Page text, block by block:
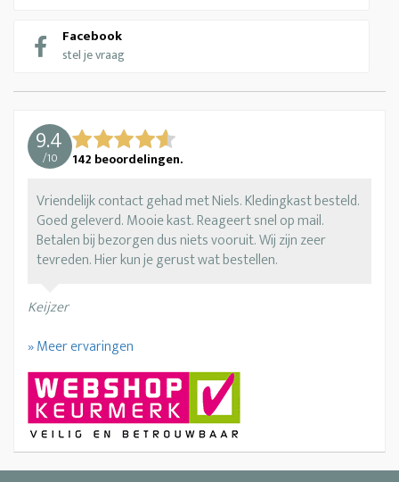
Facebook
stel je vraag
9.4
/10 142 beoordelingen.
Vriendelijk contact gehad met Niels. Kledingkast besteld.
Goed geleverd. Mooie kast. Reageert snel op mail.
Betalen bij bezorgen dus niets vooruit. Wij zijn zeer
tevreden. Hier kun je gerust wat bestellen.
Keijzer
» Meer ervaringen